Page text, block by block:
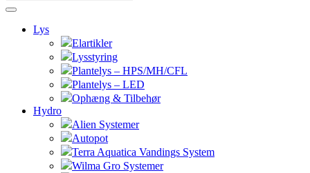
Lys
Elartikler
Lysstyring
Plantelys – HPS/MH/CFL
Plantelys – LED
Ophæng & Tilbehør
Hydro
Alien Systemer
Autopot
Terra Aquatica Vandings System
Wilma Gro Systemer